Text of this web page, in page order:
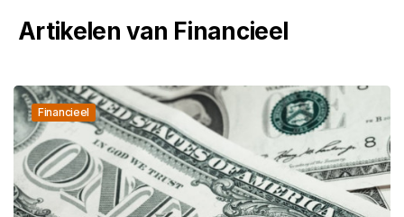
Artikelen van Financieel
Financieel